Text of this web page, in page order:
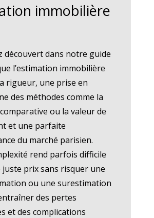
immobilière
découvert dans notre guide
l’estimation immobilière
rigueur, une prise en
des méthodes comme la
ou la valeur de
et une parfaite
du marché parisien.
rend parfois difficile
juste prix sans risquer une
ou une surestimation
des pertes
et des complications